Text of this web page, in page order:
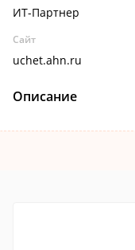
ИТ-Партнер
Сайт
uchet.ahn.ru
Описание